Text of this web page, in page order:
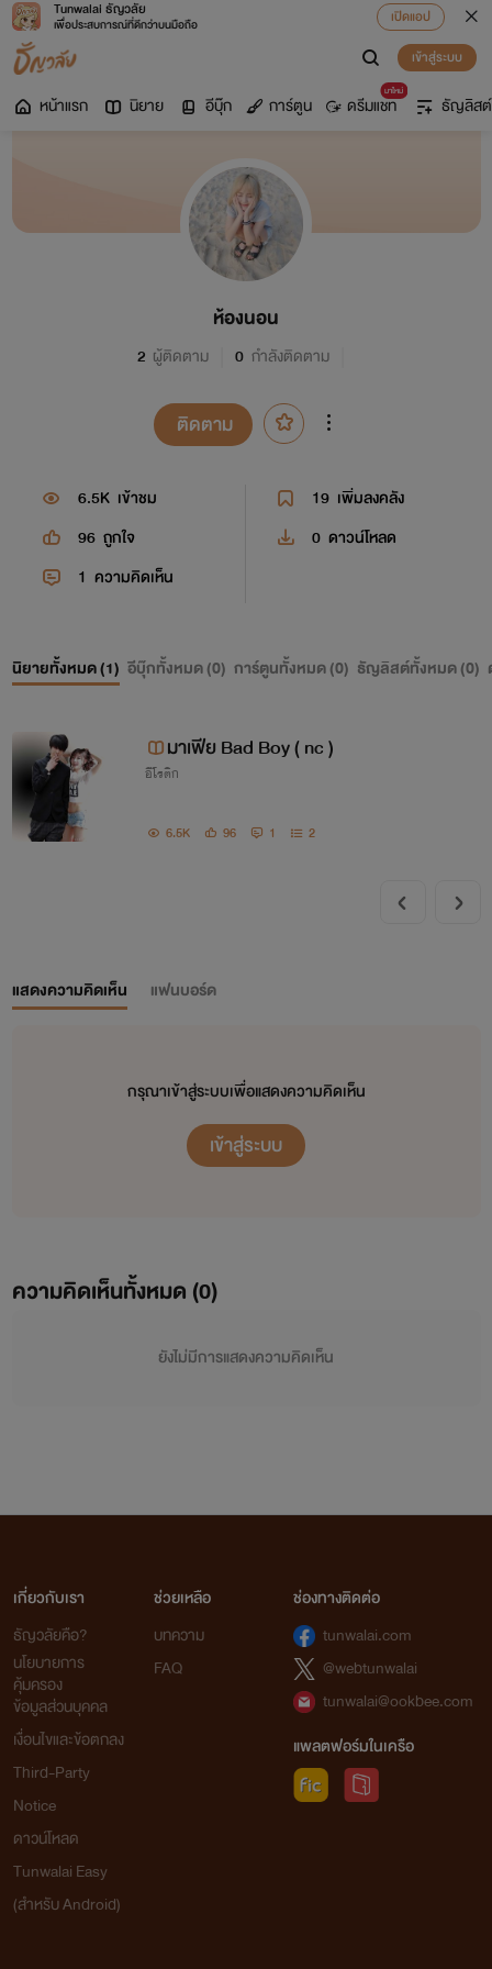
Tunwalai ธัญวลัย
เพื่อประสบการณ์ที่ดีกว่าบนมือถือ
เปิดแอป
เข้าสู่ระบบ
หน้าแรก นิยาย อีบุ๊ก การ์ตูน
มาใหม่
ดรีมแชท ธัญลิสต์
ห้องนอน
2 ผู้ติดตาม 0 กำลังติดตาม
ติดตาม
6.5K เข้าชม 19 เพิ่มลงคลัง
96 ถูกใจ 0 ดาวน์โหลด
1 ความคิดเห็น
นิยายทั้งหมด (1) อีบุ๊กทั้งหมด (0) การ์ตูนทั้งหมด (0) ธัญลิสต์ทั้งหมด (0)
มาเฟีย Bad Boy ( nc )
อีโรติก
6.5K 96 1 2
แสดงความคิดเห็น แฟนบอร์ด
กรุณาเข้าสู่ระบบเพื่อแสดงความคิดเห็น
เข้าสู่ระบบ
ความคิดเห็นทั้งหมด (0)
ยังไม่มีการแสดงความคิดเห็น
เกี่ยวกับเรา
ธัญวลัยคือ?
นโยบายการ
คุ้มครอง
ข้อมูลส่วนบุคคล
เงื่อนไขและข้อตกลง
Third-Party
Notice
ดาวน์โหลด
Tunwalai Easy
(สำหรับ Android)
ช่วยเหลือ
บทความ
FAQ
ช่องทางติดต่อ
tunwalai.com
@webtunwalai
tunwalai@ookbee.com
แพลตฟอร์มในเครือ